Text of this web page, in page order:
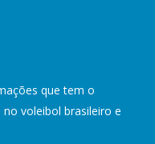
que tem o
voleibol brasileiro e